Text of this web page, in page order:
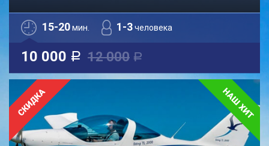
15-20мин. 1-3человека
10 000 a 12 000 a